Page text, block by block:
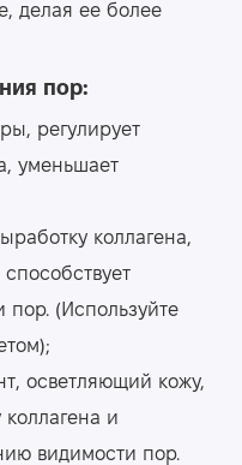
делая ее более
пор:
регулирует
уменьшает
коллагена,
(Используйте
осветляющий кожу,
и
видимости пор.